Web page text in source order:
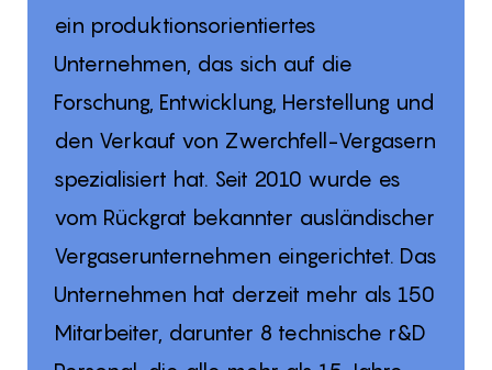
ein produktionsorientiertes
Unternehmen, das sich auf die
Forschung, Entwicklung, Herstellung und
den Verkauf von Zwerchfell-Vergasern
spezialisiert hat. Seit 2010 wurde es
vom Rückgrat bekannter ausländischer
Vergaserunternehmen eingerichtet. Das
Unternehmen hat derzeit mehr als 150
Mitarbeiter, darunter 8 technische r&D